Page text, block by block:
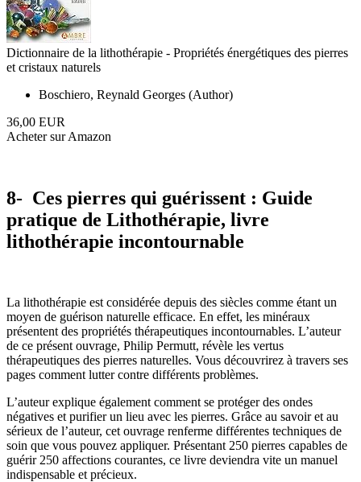
Dictionnaire de la lithothérapie - Propriétés énergétiques des pierres
et cristaux naturels
Boschiero, Reynald Georges (Author)
36,00 EUR
Acheter sur Amazon
8- Ces pierres qui guérissent : Guide
pratique de Lithothérapie, livre
lithothérapie incontournable
La lithothérapie est considérée depuis des siècles comme étant un
moyen de guérison naturelle efficace. En effet, les minéraux
présentent des propriétés thérapeutiques incontournables. L’auteur
de ce présent ouvrage, Philip Permutt, révèle les vertus
thérapeutiques des pierres naturelles. Vous découvrirez à travers ses
pages comment lutter contre différents problèmes.
L’auteur explique également comment se protéger des ondes
négatives et purifier un lieu avec les pierres. Grâce au savoir et au
sérieux de l’auteur, cet ouvrage renferme différentes techniques de
soin que vous pouvez appliquer. Présentant 250 pierres capables de
guérir 250 affections courantes, ce livre deviendra vite un manuel
indispensable et précieux.